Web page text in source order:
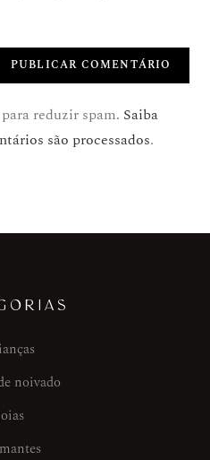
reduzir spam. Saiba
são processados.
noivado